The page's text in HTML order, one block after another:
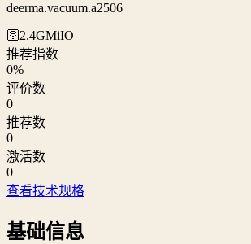
deerma.vacuum.a2506
🛜2.4GMiIO
推荐指数
0%
评价数
0
推荐数
0
激活数
0
查看技术规格
基础信息